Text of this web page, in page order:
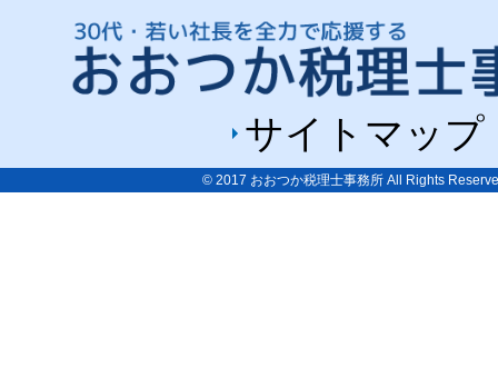
サイトマップ
© 2017 おおつか税理士事務所All Rights